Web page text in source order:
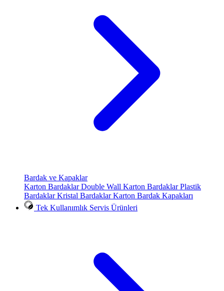
Bardak ve Kapaklar
Karton BardaklarDouble Wall Karton BardaklarPlastik
BardaklarKristal BardaklarKarton Bardak Kapakları
Tek Kullanımlık Servis Ürünleri